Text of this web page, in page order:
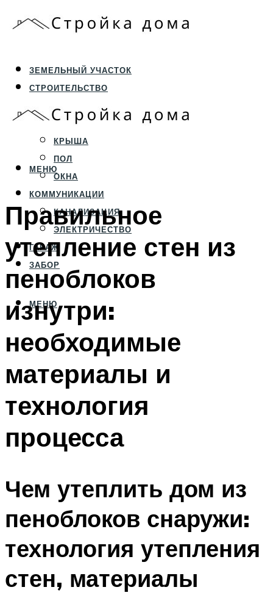
ЗЕМЕЛЬНЫЙ УЧАСТОК
СТРОИТЕЛЬСТВО
ФУНДАМЕНТ И ЦОКОЛЬ
ПЕРЕКРЫТИЯ И СТЕНЫ
КРЫША
ПОЛ
ОКНА
КОММУНИКАЦИИ
КАНАЛИЗАЦИЯ
ЭЛЕКТРИЧЕСТВО
ГАРАЖ
ЗАБОР
МЕНЮ
МЕНЮ
Правильное
утепление стен из
пеноблоков
изнутри:
необходимые
материалы и
технология
процесса
Чем утеплить дом из
пеноблоков снаружи:
технология утепления
стен, материалы